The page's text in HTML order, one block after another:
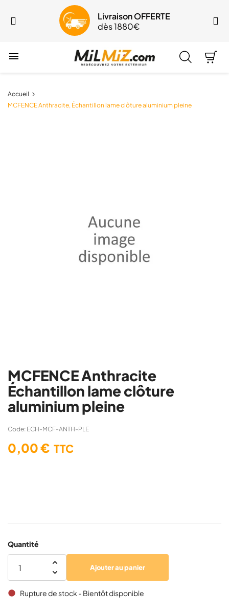
Livraison OFFERTE
dès 1880€

Accueil
MCFENCE Anthracite, Échantillon lame clôture aluminium pleine
MCFENCE Anthracite
Échantillon lame clôture
aluminium pleine
Code: ECH-MCF-ANTH-PLE
0,00 € TTC
Quantité
Ajouter au panier
brightness_1 Rupture de stock - Bientôt disponible